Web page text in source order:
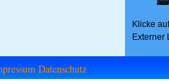
Klicke
Externer
Datenschutz